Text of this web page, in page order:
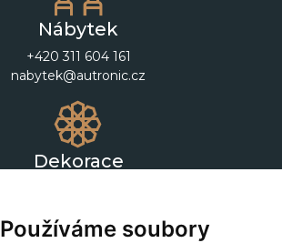
Používáme soubory
Nábytek
+420 311 604 161
nabytek@autronic.cz
Dekorace